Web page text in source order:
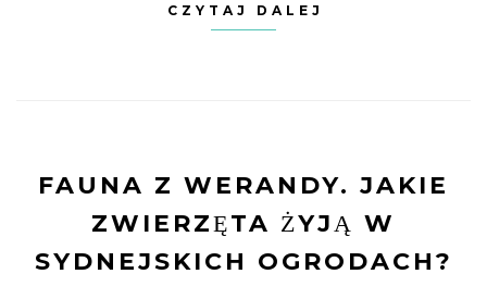
CZYTAJ DALEJ
FAUNA Z WERANDY. JAKIE
ZWIERZĘTA ŻYJĄ W
SYDNEJSKICH OGRODACH?